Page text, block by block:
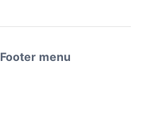
Footer menu